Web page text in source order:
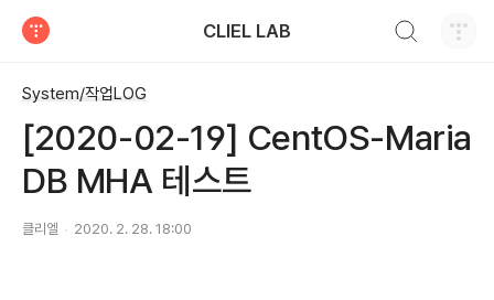
CLIEL LAB
System/작업LOG
[2020-02-19] CentOS-Maria
DB MHA 테스트
클리엘 2020. 2. 28. 18:00